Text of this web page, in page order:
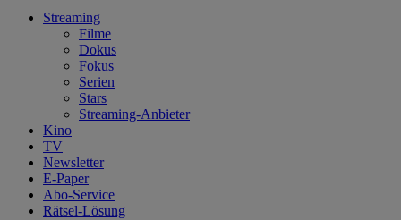
Streaming
Filme
Dokus
Fokus
Serien
Stars
Streaming-Anbieter
Kino
TV
Newsletter
E-Paper
Abo-Service
Rätsel-Lösung